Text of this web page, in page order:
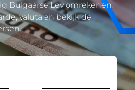
Bulgaarse Lev omrekenen.
valuta en bekijk de